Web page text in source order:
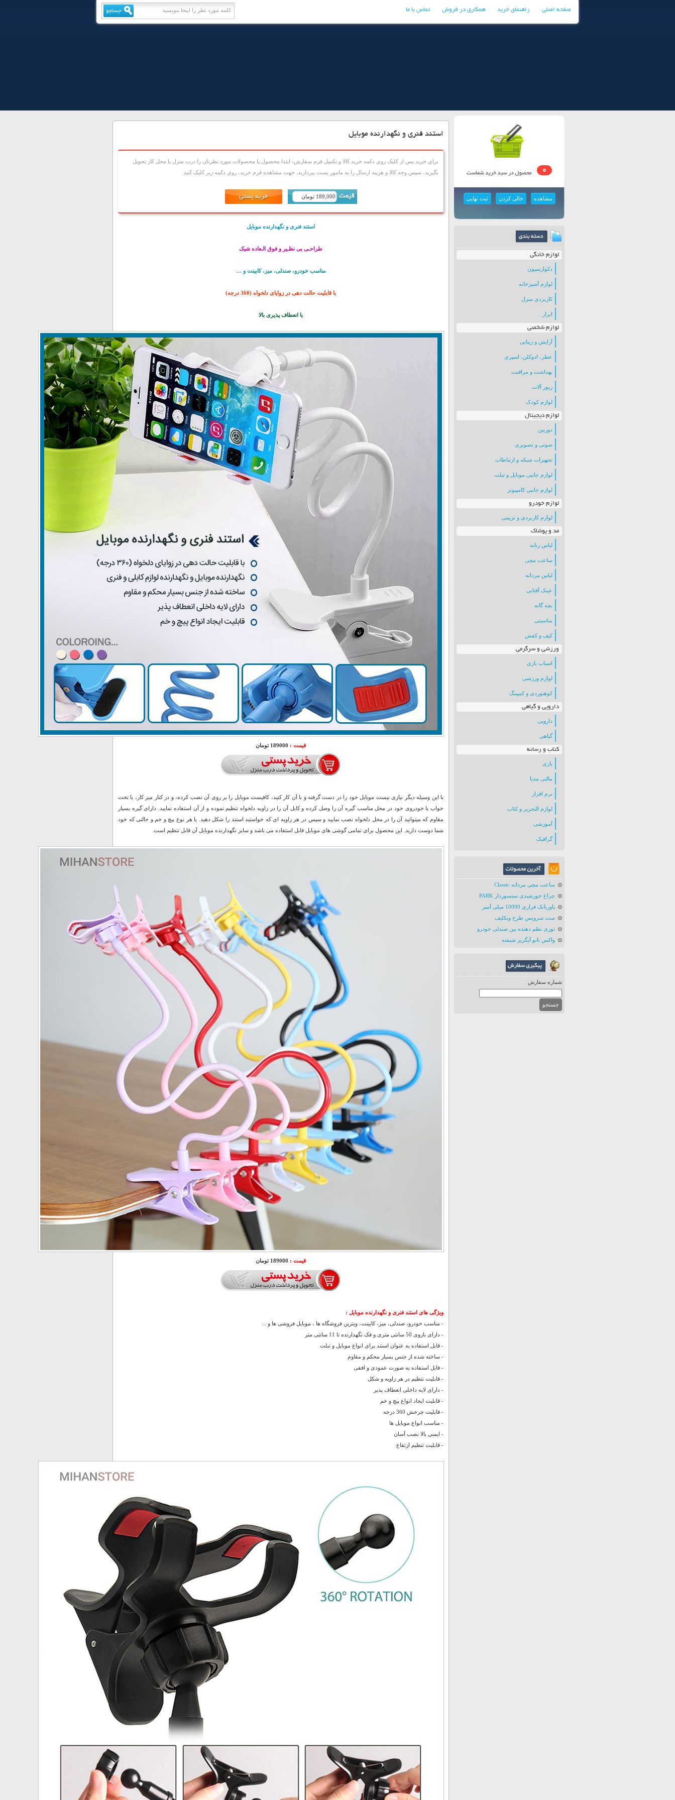
صفحه اصلی راهنمای خرید همکاری در فروش تماس با ما
0
مشاهده خالی کردن ثبت نهایی
لوازم خانگی
دکوارسیون
لوازم آشپزخانه
کاربردی منزل
ابزار
لوازم شخصی
آرایش و زیبایی
عطر، ادوکلن، اسپری
بهداشت و مراقبت
زیور آلات
لوازم کودک
لوازم دیجیتال
دوربین
صوتی و تصویری
تجهیزات شبکه و ارتباطات
لوازم جانبی موبایل و تبلت
لوازم جانبی کامپیوتر
لوازم خودرو
لوازم کاربردی و تزیینی
مد و پوشاک
لباس زنانه
ساعت مچی
لباس مردانه
عینک آفتابی
بچه گانه
مناسبتی
کیف و کفش
ورزشی و سرگرمی
اسباب بازی
لوازم ورزشی
کوهنوردی و کمپینگ
دارویی و گیاهی
دارویی
گیاهی
کتاب و رسانه
بازی
مالتی مدیا
نرم افزار
لوازم التحریر و کتاب
آموزشی
گرافیک
ساعت مچی مردانه Classic
چراغ خورشیدی سنسوردار PARK
پاوربانک فراری 10000 میلی آمپر
ست سرویس طرح ونکلیف
توری نظم دهنده بین صندلی خودرو
واکس نانو آبگریز شیشه
شماره سفارش
استند فنری و نگهدارنده موبایل
براي خريد پس از کليک روي دکمه خريد کالا و تکميل فرم سفارش، ابتدا محصول يا محصولات مورد نظرتان را درب منزل يا محل کار تحويل
بگيريد، سپس وجه کالا و هزينه ارسال را به مامور پست بپردازيد. جهت مشاهده فرم خريد، روي دکمه زير کليک کنيد
189,000 تومان
استند فنری و نگهدارنده موبایل
طراحـی بی نظـیر و فوق الـعاده شیک
مناسب خودرو، صندلی، میز، کابینت و …
با قابلیت حالت دهی در زوایای دلخواه (360 درجه)
با انعطاف پذیری بالا
قیمت : 189000 تومان
با این وسیله دیگر نیازی نیست موبایل خود را در دست گرفته و با آن کار کنید، کافیست موبایل را بر روی آن نصب کرده، و در کنار میز کار، یا تخت
خواب یا خودروی خود در محل مناسب گیره آن را وصل کرده و کابل آن را در زاویه دلخواه تنظیم نموده و از آن استفاده نمایید. دارای گیره بسیار
مقاوم که میتوانید آن را در محل دلخواه نصب نمایید و سپس در هر زاویه ای که خواستید استند را شکل دهید. با هر نوع پیچ و خم و حالتی که خود
شما دوست دارید. این محصول برای تمامی گوشی های موبایل قابل استفاده می باشد و سایز نگهدارنده موبایل آن قابل تنظیم است.
قیمت : 189000 تومان
ویژگی های استند فنری و نگهدارنده موبایل :
- مناسب خودرو، صندلی، میز، کابینت، ویترین فروشگاه ها ، موبایل فروشی ها و ...
- دارای بازوی 50 سانتی متری و فک نگهدارنده تا 11 سانتی متر
- قابل استفاده به عنوان استند برای انواع موبایل و تبلت
- ساخته شده از جنس بسیار محکم و مقاوم
- قابل استفاده به صورت عمودی و افقی
- قابلیت تنظیم در هر زاویه و شکل
- دارای لایه داخلی انعطاف پذیر
- قابلیت ایجاد انواع پیچ و خم
- قابلیت چرخش 360 درجه
- مناسب انواع موبایل ها
- ایمنی بالا نصب آسان
- قابلیت تنظیم ازتفاع